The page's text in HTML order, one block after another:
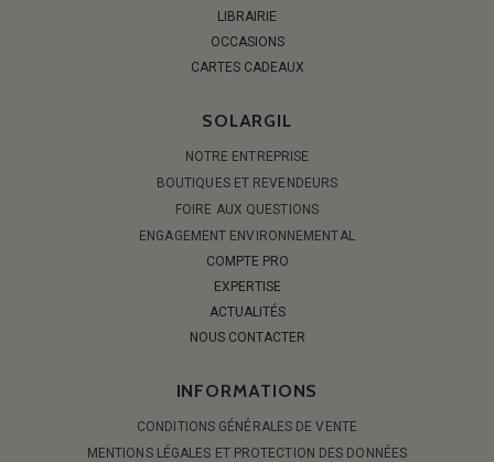
LIBRAIRIE
OCCASIONS
CARTES CADEAUX
SOLARGIL
NOTRE ENTREPRISE
BOUTIQUES ET REVENDEURS
FOIRE AUX QUESTIONS
ENGAGEMENT ENVIRONNEMENTAL
COMPTE PRO
EXPERTISE
ACTUALITÉS
NOUS CONTACTER
INFORMATIONS
CONDITIONS GÉNÉRALES DE VENTE
MENTIONS LÉGALES ET PROTECTION DES DONNÉES